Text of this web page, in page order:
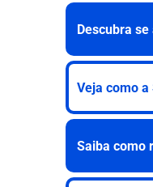
Descubra
Veja como
Saiba como